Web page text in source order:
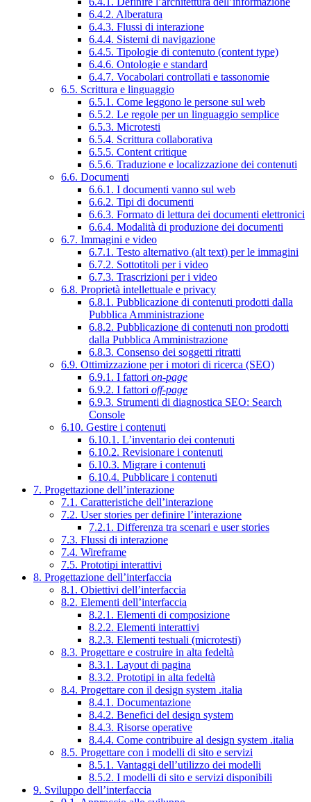
6.4.2. Alberatura
6.4.3. Flussi di interazione
6.4.4. Sistemi di navigazione
6.4.5. Tipologie di contenuto (content type)
6.4.6. Ontologie e standard
6.4.7. Vocabolari controllati e tassonomie
6.5. Scrittura e linguaggio
6.5.1. Come leggono le persone sul web
6.5.2. Le regole per un linguaggio semplice
6.5.3. Microtesti
6.5.4. Scrittura collaborativa
6.5.5. Content critique
6.5.6. Traduzione e localizzazione dei contenuti
6.6. Documenti
6.6.1. I documenti vanno sul web
6.6.2. Tipi di documenti
6.6.3. Formato di lettura dei documenti elettronici
6.6.4. Modalità di produzione dei documenti
6.7. Immagini e video
6.7.1. Testo alternativo (alt text) per le immagini
6.7.2. Sottotitoli per i video
6.7.3. Trascrizioni per i video
6.8. Proprietà intellettuale e privacy
6.8.1. Pubblicazione di contenuti prodotti dalla
Pubblica Amministrazione
6.8.2. Pubblicazione di contenuti non prodotti
dalla Pubblica Amministrazione
6.8.3. Consenso dei soggetti ritratti
6.9. Ottimizzazione per i motori di ricerca (SEO)
6.9.1. I fattori on-page
6.9.2. I fattori off-page
6.9.3. Strumenti di diagnostica SEO: Search
Console
6.10. Gestire i contenuti
6.10.1. L’inventario dei contenuti
6.10.2. Revisionare i contenuti
6.10.3. Migrare i contenuti
6.10.4. Pubblicare i contenuti
7. Progettazione dell’interazione
7.1. Caratteristiche dell’interazione
7.2. User stories per definire l’interazione
7.2.1. Differenza tra scenari e user stories
7.3. Flussi di interazione
7.4. Wireframe
7.5. Prototipi interattivi
8. Progettazione dell’interfaccia
8.1. Obiettivi dell’interfaccia
8.2. Elementi dell’interfaccia
8.2.1. Elementi di composizione
8.2.2. Elementi interattivi
8.2.3. Elementi testuali (microtesti)
8.3. Progettare e costruire in alta fedeltà
8.3.1. Layout di pagina
8.3.2. Prototipi in alta fedeltà
8.4. Progettare con il design system .italia
8.4.1. Documentazione
8.4.2. Benefici del design system
8.4.3. Risorse operative
8.4.4. Come contribuire al design system .italia
8.5. Progettare con i modelli di sito e servizi
8.5.1. Vantaggi dell’utilizzo dei modelli
8.5.2. I modelli di sito e servizi disponibili
9. Sviluppo dell’interfaccia